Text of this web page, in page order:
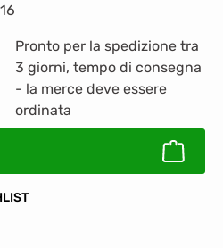
inserisci la
Pronto per la spedizione tra
3 giorni, tempo di consegna
- la merce deve essere
ordinata